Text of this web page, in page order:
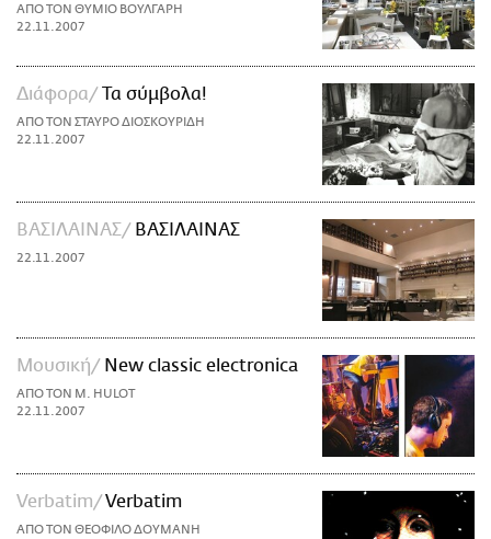
ΑΠΟ ΤΟΝ ΘΥΜΙΟ ΒΟΥΛΓΑΡΗ
22.11.2007
Διάφορα Τα σύμβολα!
ΑΠΟ ΤΟΝ ΣΤΑΥΡΟ ΔΙΟΣΚΟΥΡΙΔΗ
22.11.2007
ΒΑΣΙΛΑΙΝΑΣ ΒΑΣΙΛΑΙΝΑΣ
22.11.2007
Μουσική New classic electronica
ΑΠΟ ΤΟΝ M. HULOT
22.11.2007
Verbatim Verbatim
ΑΠΟ ΤΟΝ ΘΕΟΦΙΛΟ ΔΟΥΜΑΝΗ